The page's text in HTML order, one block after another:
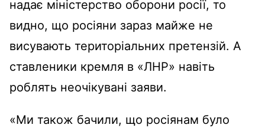
надає міністерство оборони росії, то
видно, що росіяни зараз майже не
висувають територіальних претензій. А
ставленики кремля в «ЛНР» навіть
роблять неочікувані заяви.
«Ми також бачили, що росіянам було